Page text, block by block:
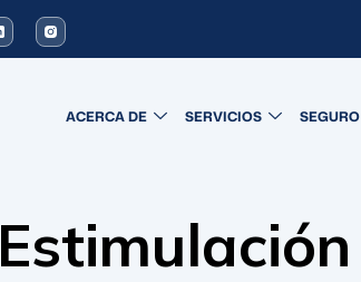
ACERCA DE SERVICIOS SEGURO
Estimulación